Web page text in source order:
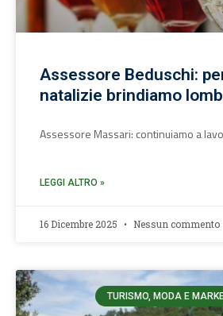
Assessore Beduschi:
natalizie brindiamo
Assessore Massari: continuiamo a
LEGGI ALTRO »
16 Dicembre 2025 Nessun commento
TURISMO, MODA E